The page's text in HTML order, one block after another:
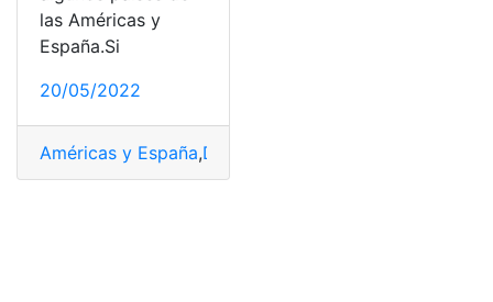
las Américas y
España.Si
20/05/2022
Américas y España,David Baldacci